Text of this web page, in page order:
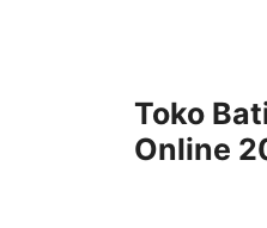
Toko
Online